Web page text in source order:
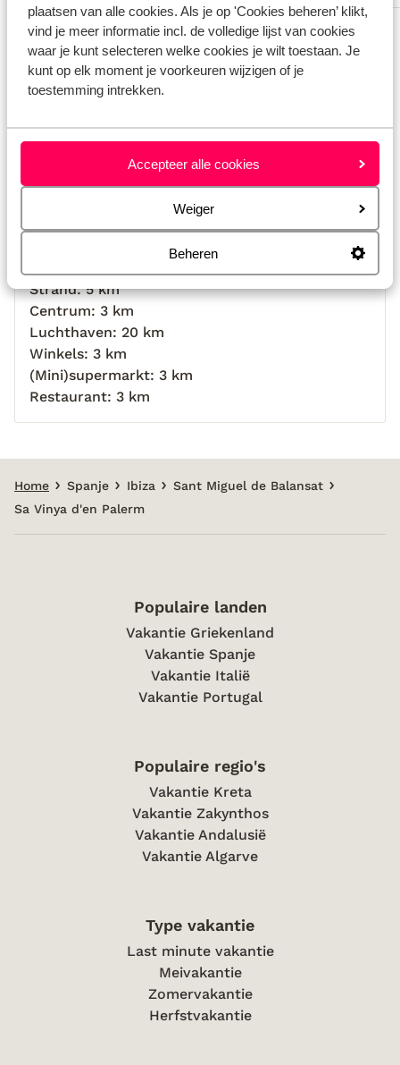
plaatsen van alle cookies. Als je op 'Cookies beheren’ klikt,
vind je meer informatie incl. de volledige lijst van cookies
waar je kunt selecteren welke cookies je wilt toestaan. Je
kunt op elk moment je voorkeuren wijzigen of je
toestemming intrekken.
Accepteer alle cookies
Weiger
Beheren
voor
in een
Bekijk alle 36 ervaringen
Locatie
Bekijk op kaart
Afstanden
Strand: 5 km
Centrum: 3 km
Luchthaven: 20 km
Winkels: 3 km
(Mini)supermarkt: 3 km
Restaurant: 3 km
Home Spanje Ibiza
Sant Miguel de Balansat
Sa Vinya d'en Palerm
Populaire landen
Vakantie Griekenland
Vakantie Spanje
Vakantie Italië
Vakantie Portugal
Populaire regio's
Vakantie Kreta
Vakantie Zakynthos
Vakantie Andalusië
Vakantie Algarve
Type vakantie
Last minute vakantie
Meivakantie
Zomervakantie
Herfstvakantie